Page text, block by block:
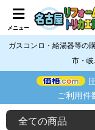
メニュー
ガスコンロ・給湯器等の
市・
ご利用件